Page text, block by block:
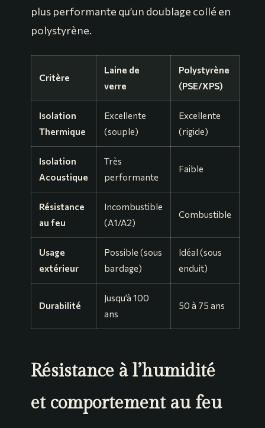
plus performante qu’un doublage collé en
polystyrène.
Critère
Laine de
verre
Polystyrène
(PSE/XPS)
Isolation
Thermique
Excellente
(souple)
Excellente
(rigide)
Isolation
Acoustique
Très
performante
Faible
Résistance
au feu
Incombustible
(A1/A2)
Combustible
Usage
extérieur
Possible (sous
bardage)
Idéal (sous
enduit)
Durabilité
Jusqu’à 100
ans
50 à 75 ans
Résistance à l’humidité
et comportement au feu